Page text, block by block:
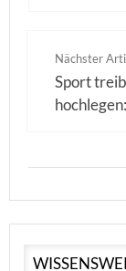
Nächster
Sport